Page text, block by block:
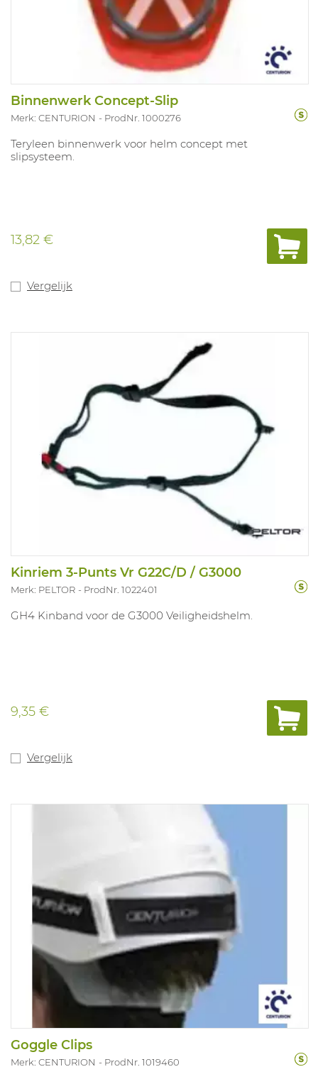
Binnenwerk Concept-Slip
Merk: CENTURION ProdNr. 1000276
Teryleen binnenwerk voor helm concept met
slipsysteem.
13,82 €
Vergelijk
Kinriem 3-Punts Vr G22C/D / G3000
Merk: PELTOR ProdNr. 1022401
GH4 Kinband voor de G3000 Veiligheidshelm.
9,35 €
Vergelijk
Goggle Clips
Merk: CENTURION ProdNr. 1019460